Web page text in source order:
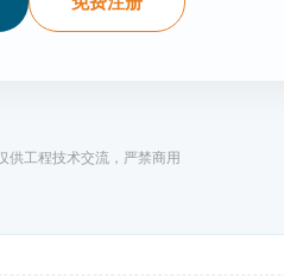
供工程技术交流，严禁商用